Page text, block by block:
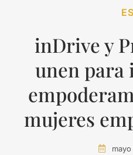
inDrive y
unen para
mujeres